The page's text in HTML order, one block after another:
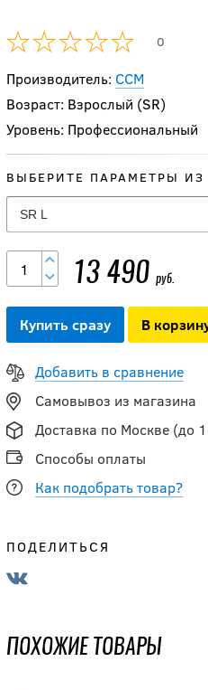
0
Производитель: CCM
Возраст: Взрослый (SR)
Уровень: Профессиональный
ВЫБЕРИТЕ ПАРАМЕТРЫ
13 490 руб.
Купить сразу В
Добавить в сравнение
Самовывоз из магазина
Доставка по Москве (до
Способы оплаты
Как подобрать товар?
ПОДЕЛИТЬСЯ
ПОХОЖИЕ ТОВАРЫ